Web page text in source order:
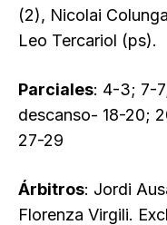
(2), Nicolai
Leo Tercariol (ps).
Parciales: 4-3; 7-
descanso- 18-20;
27-29
Árbitros: Jordi
Florenza Virgili.